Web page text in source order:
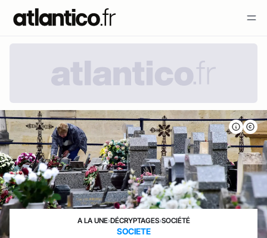
A LA UNE›DÉCRYPTAGES›SOCIÉTÉ
SOCIETE